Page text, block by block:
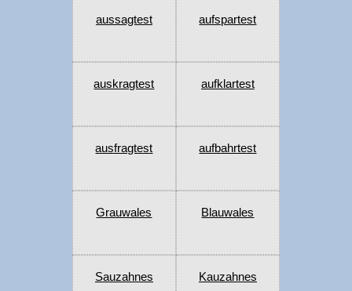
aussagtest aufspartest
auskragtest aufklartest
ausfragtest aufbahrtest
Grauwales Blauwales
Sauzahnes Kauzahnes